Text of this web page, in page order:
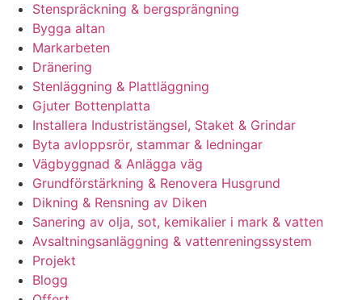
Stenspräckning & bergsprängning
Bygga altan
Markarbeten
Dränering
Stenläggning & Plattläggning
Gjuter Bottenplatta
Installera Industristängsel, Staket & Grindar
Byta avloppsrör, stammar & ledningar
Vägbyggnad & Anlägga väg
Grundförstärkning & Renovera Husgrund
Dikning & Rensning av Diken
Sanering av olja, sot, kemikalier i mark & vatten
Avsaltningsanläggning & vattenreningssystem
Projekt
Blogg